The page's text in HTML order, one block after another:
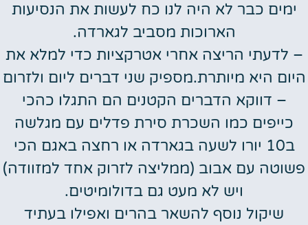
ימים כבר לא היה לנו כח לעשות את הנסיעות
הארוכות מסביב לגארדה.
– לדעתי הריצה אחרי אטרקציות כדי למלא את
היום היא מיותרת.מספיק שני דברים ליום ולזרום
– דווקא הדברים הקטנים הם התגלו כהכי
כייפים כמו השכרת סירת פדלים עם מגלשה
ב10 יורו לשעה בגארדה או רחצה באגם הכי
פשוטה עם אבוב (ממליצה לזרוק אחד למזוודה)
ויש לא מעט גם בדולומיטים.
שיקול נוסף להשאר בהרים ואפילו בעתיד